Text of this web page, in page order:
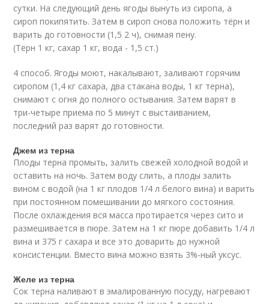
сутки. На следующий день ягоды вынуть из сиропа, а
сироп покипятить. Затем в сироп снова положить тёрн и
варить до готовности (1,5 2 ч), снимая пену.
(Тёрн 1 кг, сахар 1 кг, вода - 1,5 ст.)
4 способ. Ягоды моют, накалывают, заливают горячим
сиропом (1,4 кг сахара, два стакана воды, 1 кг терна),
снимают с огня до полного остывания. Затем варят в
три-четыре приема по 5 минут с выстаиванием,
последний раз варят до готовности.
Джем из терна
Плоды терна промыть, залить свежей холодной водой и
оставить на ночь. Затем воду слить, а плоды залить
вином с водой (на 1 кг плодов 1/4 л белого вина) и варить
при постоянном помешивании до мягкого состояния.
После охлаждения вся масса протирается через сито и
размешивается в пюре. Затем на 1 кг пюре добавить 1/4 л
вина и 375 г сахара и все это доварить до нужной
консистенции. Вместо вина можно взять 3%-ный уксус.
Желе из терна
Сок терна наливают в эмалированную посуду, нагревают